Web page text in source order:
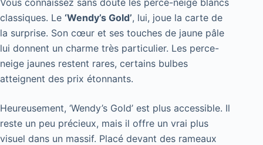
classiques. Le ‘Wendy’s Gold’, lui, joue la carte de
la surprise. Son cœur et ses touches de jaune pâle
lui donnent un charme très particulier. Les perce-
neige jaunes restent rares, certains bulbes
atteignent des prix étonnants.
Heureusement, ‘Wendy’s Gold’ est plus accessible. Il
reste un peu précieux, mais il offre un vrai plus
visuel dans un massif. Placé devant des rameaux